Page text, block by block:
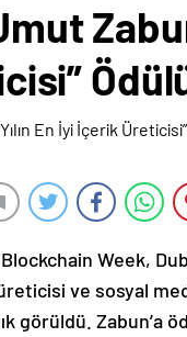
Week,
ve sosyal
görüldü. Zabun’a